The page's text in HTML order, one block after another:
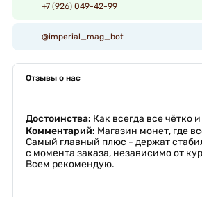
+7 (926) 049-42-99
@imperial_mag_bot
Отзывы о нас
Достоинства: Как всегда все чётко
Комментарий: Магазин монет, где
Самый главный плюс - держат
с момента заказа, независимо от
Всем рекомендую.